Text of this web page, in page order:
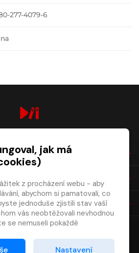
277-4079-6
jak má
z procházení webu - aby
abychom si pamatovali, co
jednoduše zjistili stav vaší
vás neobtěžovali nevhodnou
se nemuseli pokaždé
souhlas seNastavení